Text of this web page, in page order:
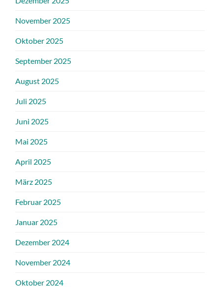
November 2025
Oktober 2025
September 2025
August 2025
Juli 2025
Juni 2025
Mai 2025
April 2025
März 2025
Februar 2025
Januar 2025
Dezember 2024
November 2024
Oktober 2024